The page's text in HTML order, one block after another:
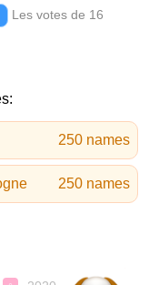
Les votes de 16
250 names
250 names